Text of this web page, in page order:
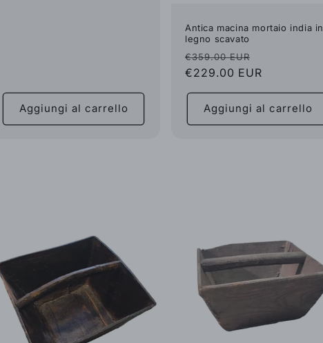
Aggiungi al carrello
Antica macina mortaio india in
legno scavato
Prezzo
di
listino
€359.00 EUR
scontato
€229.00 EUR
Aggiungi al carrello